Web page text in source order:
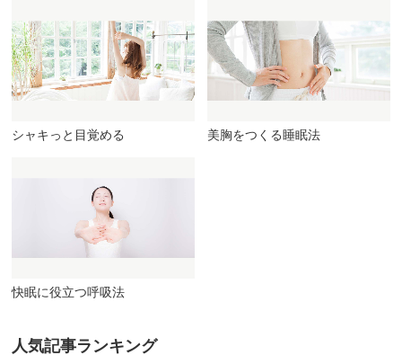
シャキっと目覚める 美胸をつくる睡眠法
快眠に役立つ呼吸法
人気記事ランキング